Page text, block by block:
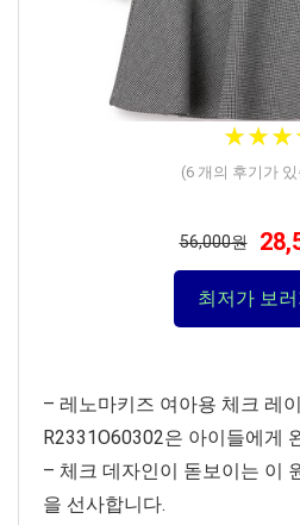
★★★
★★★
(6개의 후기가 있
56,000원
최저가 보
– 레노마키즈 여아용 체크 레
R2331O60302은 아이들에게
– 체크 데자인이 돋보이는 이
을 선사합니다.